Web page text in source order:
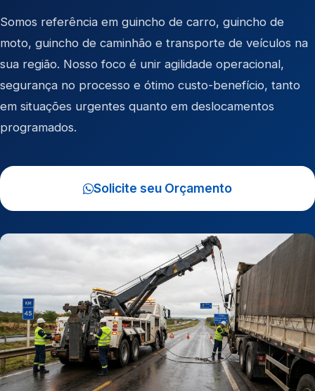
Somos referência em guincho de carro, guincho de
moto, guincho de caminhão e transporte de veículos na
sua região. Nosso foco é unir agilidade operacional,
segurança no processo e ótimo custo-benefício, tanto
em situações urgentes quanto em deslocamentos
programados.
Solicite seu Orçamento